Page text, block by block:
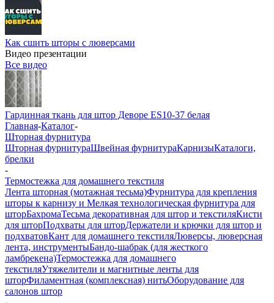
Как сшить шторы с люверсами
Видео презентации
Все видео
Гардинная ткань для штор Деворе ES10-37 белая
Главная-Каталог-
Шторная фурнитура
Шторная фурнитураШвейная фурнитураКарнизыКаталоги,
брелки
-
Термостежка для домашнего текстиля
Лента шторная (мотажная тесьма)Фурнитура для крепления
шторы к карнизу и Мелкая технологическая фурнитура для
шторБахромаТесьма декоративная для штор и текстиляКисти
для шторПодхваты для шторДержатели и крючки для штор и
подхватовКант для домашнего текстиляЛюверсы, люверсная
лента, инструментыБандо-шабрак (для жесткого
ламбрекена)Термостежка для домашнего
текстиляУтяжелители и магнитные ленты для
шторФиламентная (комплексная) нитьОборудование для
салонов штор